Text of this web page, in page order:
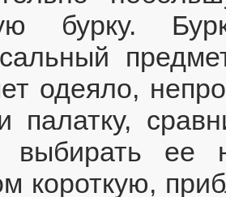
бурку.
одеяло,
палатку,
выбирать ее
короткую,